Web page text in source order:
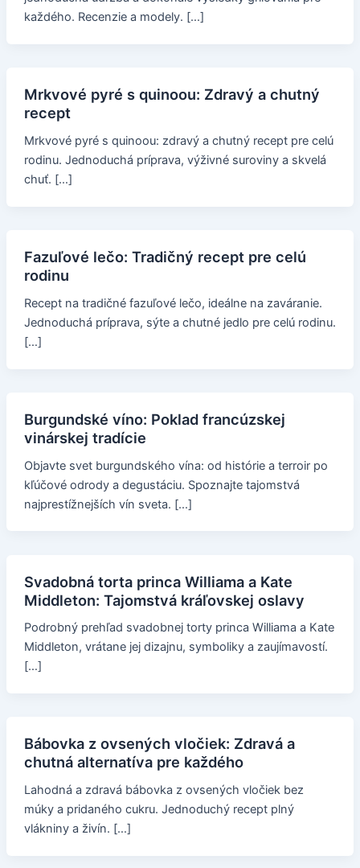
každého. Recenzie a modely. […]
Mrkvové pyré s quinoou: Zdravý a chutný
recept
Mrkvové pyré s quinoou: zdravý a chutný recept pre celú
rodinu. Jednoduchá príprava, výživné suroviny a skvelá
chuť. […]
Fazuľové lečo: Tradičný recept pre celú
rodinu
Recept na tradičné fazuľové lečo, ideálne na zaváranie.
Jednoduchá príprava, sýte a chutné jedlo pre celú rodinu.
[…]
Burgundské víno: Poklad francúzskej
vinárskej tradície
Objavte svet burgundského vína: od histórie a terroir po
kľúčové odrody a degustáciu. Spoznajte tajomstvá
najprestížnejších vín sveta. […]
Svadobná torta princa Williama a Kate
Middleton: Tajomstvá kráľovskej oslavy
Podrobný prehľad svadobnej torty princa Williama a Kate
Middleton, vrátane jej dizajnu, symboliky a zaujímavostí.
[…]
Bábovka z ovsených vločiek: Zdravá a
chutná alternatíva pre každého
Lahodná a zdravá bábovka z ovsených vločiek bez
múky a pridaného cukru. Jednoduchý recept plný
vlákniny a živín. […]